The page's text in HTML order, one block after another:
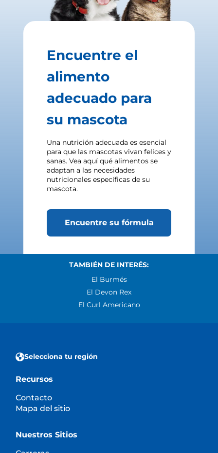
Encuentre el
alimento
adecuado para
su mascota
Una nutrición adecuada es esencial
para que las mascotas vivan felices y
sanas. Vea aquí qué alimentos se
adaptan a las necesidades
nutricionales específicas de su
mascota.
Encuentre su fórmula
TAMBIÉN DE INTERÉS:
El Burmés
El Devon Rex
El Curl Americano
Selecciona tu región
Recursos
Contacto
Mapa del sitio
Nuestros Sitios